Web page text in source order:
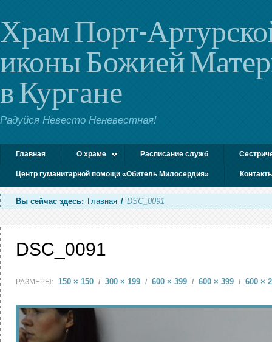
Храм Порт-
иконы Божией
в Кургане
Радуйся Невесто Неневестная!
Главная О храме Расписание служб
Центр гуманитарной помощи «Обитель Милосердия»
Вы сейчас здесь: Главная / DSC_0091
DSC_0091
РАЗМЕРЫ: 150 × 150 / 300 × 199 / 600 × 399 / 600 × 399 / 600 ×